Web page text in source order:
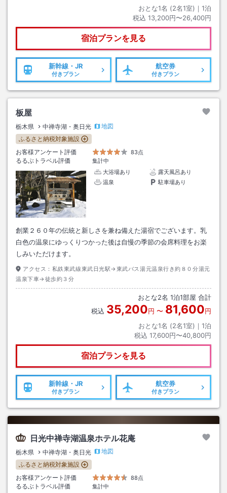
おとな1名 (2名1室)｜ 1泊
税込 13,200円〜26,400円
宿泊プランを見る
新幹線・JR
付きプラン
航空券
付きプラン
板屋
栃木県 中禅寺湖・奥日光
地図
ふるさと納税対象施設
お客様アンケート評価
83点
るるぶトラベル評価
集計中
大浴場あり
露天風呂あり
温泉
駐車場あり
創業２６０年の伝統と新しさを兼ね備えた湯宿でございます。乳
白色の温泉にゆっくりつかった後は自慢の季節の会席料理をお楽
しみいただけます。
アクセス： 私鉄東武線東武日光駅→東武バス湯元温泉行き約８０分湯元
温泉下車→徒歩約３分
おとな2名 1泊1部屋 合計
税込 35,200円 〜 81,600円
おとな1名 (2名1室)｜ 1泊
税込 17,600円〜40,800円
宿泊プランを見る
新幹線・JR
付きプラン
航空券
付きプラン
日光中禅寺湖温泉ホテル花庵
栃木県 中禅寺湖・奥日光
地図
ふるさと納税対象施設
お客様アンケート評価
88点
るるぶトラベル評価
集計中